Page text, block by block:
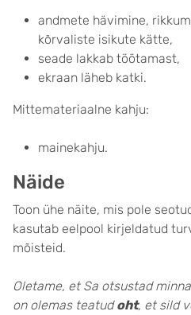
andmete hävimine,
kõrvaliste isikute kätte,
seade lakkab töötamast,
ekraan läheb katki.
Mittemateriaalne kahju:
mainekahju.
Näide
Toon ühe näite, mis pole
kasutab eelpool kirjeldatud
mõisteid.
Oletame, et Sa otsustad
on olemas teatudoht, et sild